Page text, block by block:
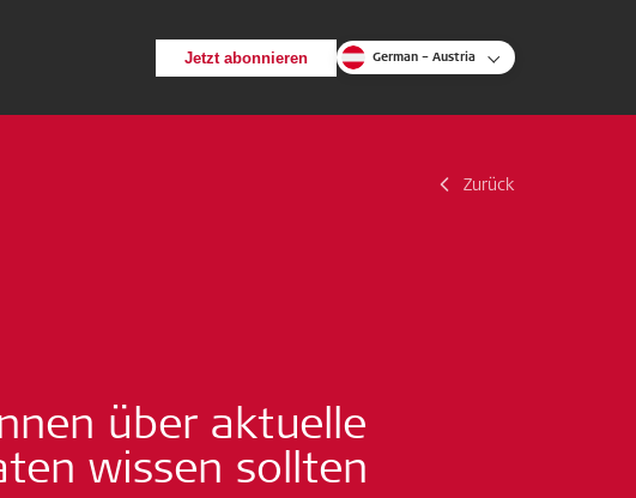
Jetzt abonnieren German – Austria
Zurück
über aktuelle
wissen sollten